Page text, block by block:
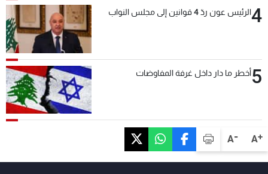
A+
A-
4الرئيس عون ردّ 4 قوانين إلى مجلس النواب
5أخطر ما دار داخل غرفة المفاوضات